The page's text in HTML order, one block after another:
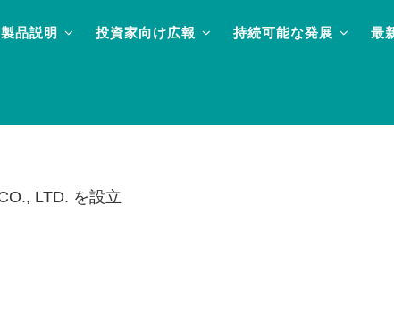
製品説明 投資家向け広報 持続可能な発展 最
LTD. を設立